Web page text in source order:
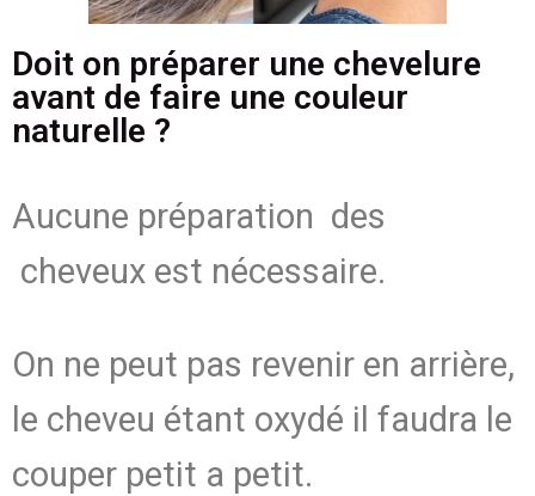
Doit on préparer une chevelure
avant de faire une couleur
naturelle ?
Aucune préparation des
cheveux est nécessaire.
On ne peut pas revenir en arrière,
le cheveu étant oxydé il faudra le
couper petit a petit.